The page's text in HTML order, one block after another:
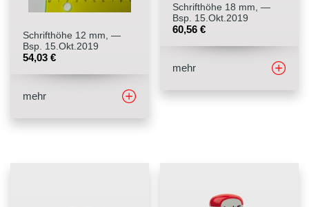
Schrifthöhe 12 mm, —
Bsp. 15.Okt.2019
54,03 €
mehr
Schrifthöhe 18 mm, —
Bsp. 15.Okt.2019
60,56€
mehr